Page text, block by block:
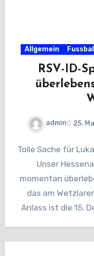
Allgemein
RSV-ID-
admin 25.
Tolle Sache für
Unser
momentan
das am
Anlass ist die 15.